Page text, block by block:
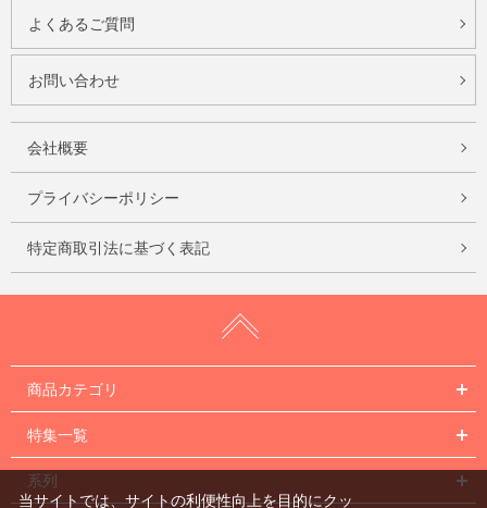
よくあるご質問
お問い合わせ
会社概要
プライバシーポリシー
特定商取引法に基づく表記
商品カテゴリ
特集一覧
系列
当サイトでは、サイトの利便性向上を目的にクッ